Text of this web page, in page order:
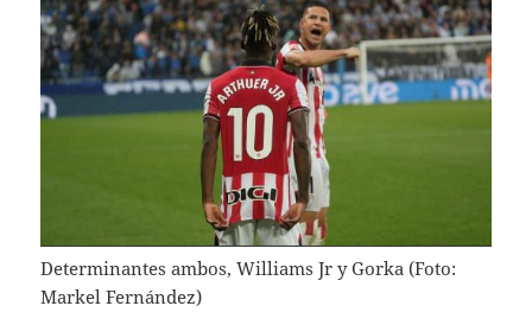
Determinantes ambos, Williams Jr y Gorka (Foto:
Markel Fernández)